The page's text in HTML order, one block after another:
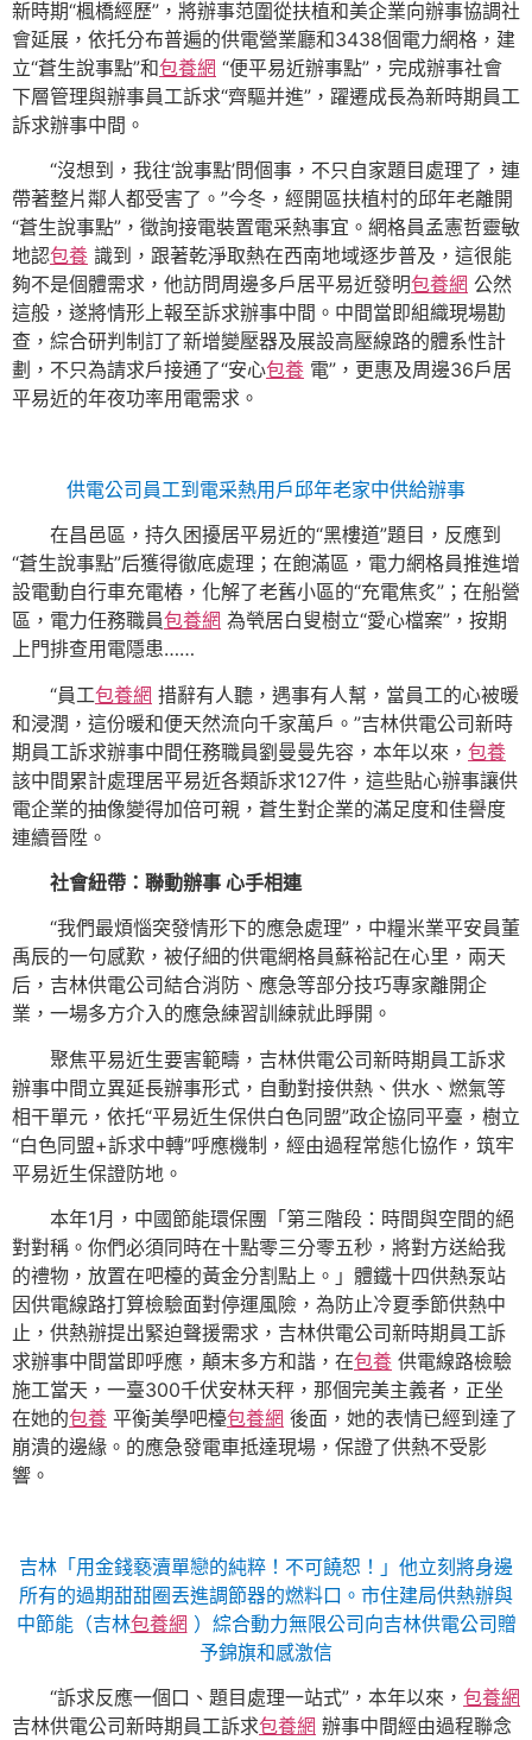
新時期“楓橋經歷”，將辦事范圍從扶植和美企業向辦事協調社
會延展，依托分布普遍的供電營業廳和3438個電力網格，建
立“蒼生說事點”和包養網 “便平易近辦事點”，完成辦事社會
下層管理與辦事員工訴求“齊驅并進”，躍遷成長為新時期員工
訴求辦事中間。
“沒想到，我往‘說事點’問個事，不只自家題目處理了，連
帶著整片鄰人都受害了。”今冬，經開區扶植村的邱年老離開
“蒼生說事點”，徵詢接電裝置電采熱事宜。網格員孟憲哲靈敏
地認包養 識到，跟著乾淨取熱在西南地域逐步普及，這很能
夠不是個體需求，他訪問周邊多戶居平易近發明包養網 公然
這般，遂將情形上報至訴求辦事中間。中間當即組織現場勘
查，綜合研判制訂了新增變壓器及展設高壓線路的體系性計
劃，不只為請求戶接通了“安心包養 電”，更惠及周邊36戶居
平易近的年夜功率用電需求。
供電公司員工到電采熱用戶邱年老家中供給辦事
在昌邑區，持久困擾居平易近的“黑樓道”題目，反應到
“蒼生說事點”后獲得徹底處理；在飽滿區，電力網格員推進增
設電動自行車充電樁，化解了老舊小區的“充電焦炙”；在船營
區，電力任務職員包養網 為煢居白叟樹立“愛心檔案”，按期
上門排查用電隱患……
“員工包養網 措辭有人聽，遇事有人幫，當員工的心被暖
和浸潤，這份暖和便天然流向千家萬戶。”吉林供電公司新時
期員工訴求辦事中間任務職員劉曼曼先容，本年以來， 包養
該中間累計處理居平易近各類訴求127件，這些貼心辦事讓供
電企業的抽像變得加倍可親，蒼生對企業的滿足度和佳譽度
連續晉陞。
社會紐帶：聯動辦事 心手相連
“我們最煩惱突發情形下的應急處理”，中糧米業平安員董
禹辰的一句感歎，被仔細的供電網格員蘇裕記在心里，兩天
后，吉林供電公司結合消防、應急等部分技巧專家離開企
業，一場多方介入的應急練習訓練就此睜開。
聚焦平易近生要害範疇，吉林供電公司新時期員工訴求
辦事中間立異延長辦事形式，自動對接供熱、供水、燃氣等
相干單元，依托“平易近生保供白色同盟”政企協同平臺，樹立
“白色同盟+訴求中轉”呼應機制，經由過程常態化協作，筑牢
平易近生保證防地。
本年1月，中國節能環保團「第三階段：時間與空間的絕
對對稱。你們必須同時在十點零三分零五秒，將對方送給我
的禮物，放置在吧檯的黃金分割點上。」體鐵十四供熱泵站
因供電線路打算檢驗面對停運風險，為防止冷夏季節供熱中
止，供熱辦提出緊迫聲援需求，吉林供電公司新時期員工訴
求辦事中間當即呼應，顛末多方和諧，在包養 供電線路檢驗
施工當天，一臺300千伏安林天秤，那個完美主義者，正坐
在她的包養 平衡美學吧檯包養網 後面，她的表情已經到達了
崩潰的邊緣。的應急發電車抵達現場，保證了供熱不受影
響。
吉林「用金錢褻瀆單戀的純粹！不可饒恕！」他立刻將身邊
所有的過期甜甜圈丟進調節器的燃料口。市住建局供熱辦與
中節能（吉林包養網 ）綜合動力無限公司向吉林供電公司贈
予錦旗和感激信
“訴求反應一個口、題目處理一站式”，本年以來， 包養網
吉林供電公司新時期員工訴求包養網 辦事中間經由過程聯念